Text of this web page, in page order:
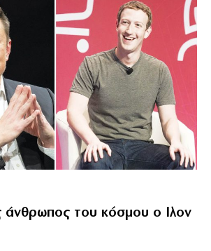
άνθρωπος του κόσμου ο Ιλον